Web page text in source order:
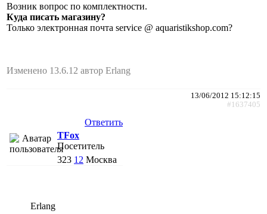
Возник вопрос по комплектности.
Куда писать магазину?
Только электронная почта service @ aquaristikshop.com?
Изменено 13.6.12 автор Erlang
13/06/2012 15:12:15
#1637405
Ответить
TFox
Посетитель
323 12 Москва
Erlang